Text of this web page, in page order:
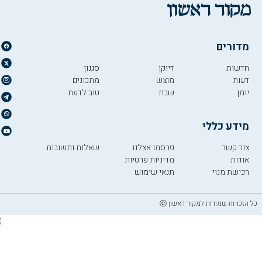
מדורים
חדשות
דעות
יומן
דיוקן
מוצש
שבת
סגנון
מתכונים
טוב לדעת
מידע כללי
צור קשר
אודות
רכישת מנוי
פרסמו אצלנו
מדיניות פרטיות
תנאי שימוש
שאלות ותשובות
כל הזכויות שמורות למקור ראשון ⓒ